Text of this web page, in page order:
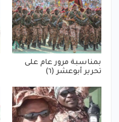
بمناسبة مرور عام على
تحرير أبوعشر (٦)